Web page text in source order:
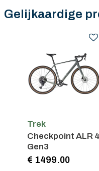
Gelijkaardige
Trek
Checkpoint ALR 4
Gen3
€ 1499.00